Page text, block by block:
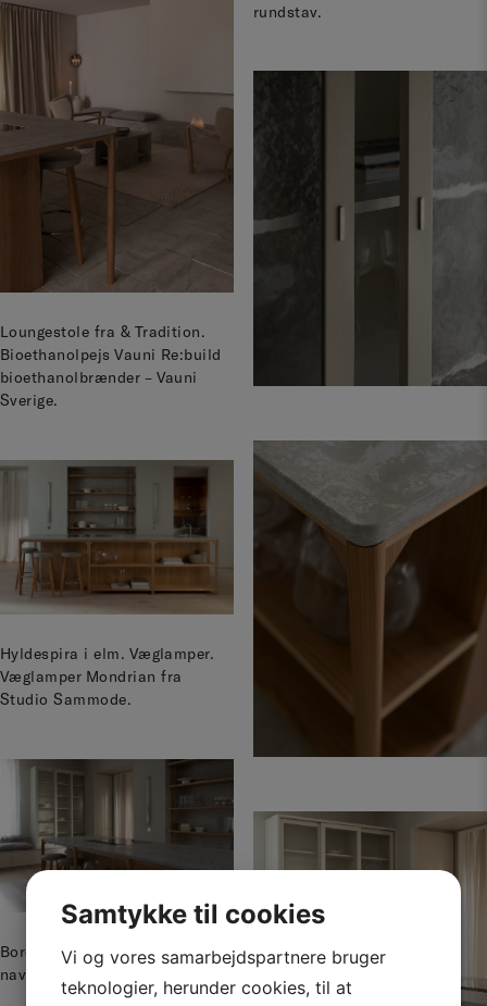
rundstav.
Loungestole fra & Tradition.
Bioethanolpejs Vauni Re:build
bioethanolbrænder – Vauni
Sverige.
Hyldespira i elm. Væglamper.
Væglamper Mondrian fra
Studio Sammode.
Bordplade i kalksten med
navnet Silver Moon.
Samtykke til cookies
Vi og vores samarbejdspartnere bruger
teknologier, herunder cookies, til at